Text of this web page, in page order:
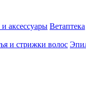
аксессуары Ветаптека
и стрижки волос